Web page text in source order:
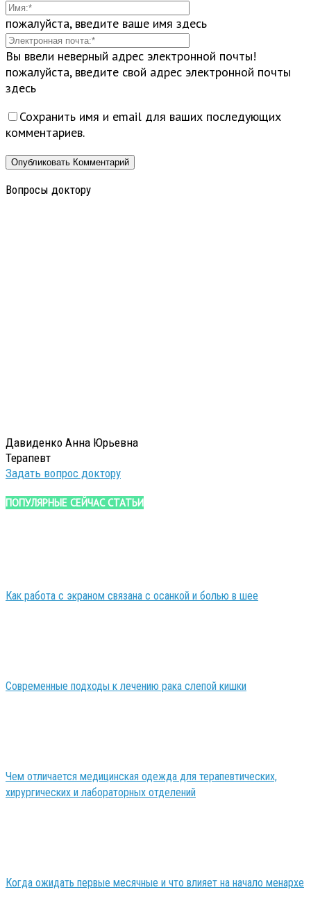
пожалуйста, введите ваше имя здесь
Вы ввели неверный адрес электронной почты!
пожалуйста, введите свой адрес электронной почты
здесь
Сохранить имя и email для ваших последующих
комментариев.
Вопросы доктору
Давиденко Анна Юрьевна
Терапевт
Задать вопрос доктору
ПОПУЛЯРНЫЕ СЕЙЧАС СТАТЬИ
Как работа с экраном связана с осанкой и болью в шее
Современные подходы к лечению рака слепой кишки
Чем отличается медицинская одежда для терапевтических,
хирургических и лабораторных отделений
Когда ожидать первые месячные и что влияет на начало менархе